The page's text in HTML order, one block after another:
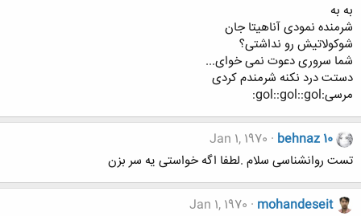
به به
شرمنده نمودی آناهیتا جان
شوکولاتیش رو نداشتی؟
شما سروری دعوت نمی خوای...
دستت درد نکنه شرمندم کردی
مرسی:gol::gol::gol:
behnaz 10
Jan 1, 1970
تست روانشناسی سلام .لطفا اگه خواستی یه سر بزن
mohandeseit
Jan 1, 1970